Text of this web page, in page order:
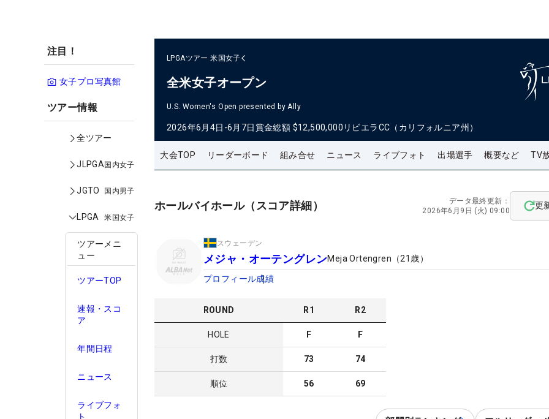
注目！
女子プロ写真館
ツアー情報
全ツアー
JLPGA国内女子
JGTO 国内男子
LPGA 米国女子
ツアーメニ
ュー
ツアーTOP
速報・スコ
ア
年間日程
ニュース
ライブフォ
ト
LPGAツアー 米国女子
全米女子オープン
U.S. Women's Open presented by Ally
2026年6月4日-6月7日賞金総額 $12,500,000 リビエラCC（カリフォルニア州）
大会TOP リーダーボード 組み合せ ニュース ライブフォト 出場選手 概要など TV
ホールバイホール（スコア詳細）
データ最終更新：
2026年6月9日 (火) 09:00
更
スウェーデン
メジャ・オーテングレンMeja Ortengren （21 歳）
プロフィール成績
ROUND R1 R2
HOLE F F
打数 73 74
順位 56 69